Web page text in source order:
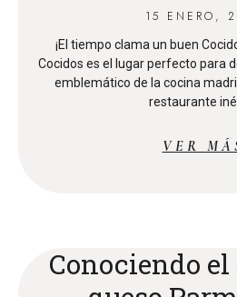
15 ENERO,
¡El tiempo clama un buen
Cocidos es el lugar perfecto para
emblemático de la cocina
restaurante
VER
Conociendo